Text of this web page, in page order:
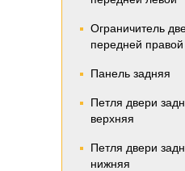
Ограничитель
передней правой
Панель задняя
Петля двери
верхняя
Петля двери
нижняя